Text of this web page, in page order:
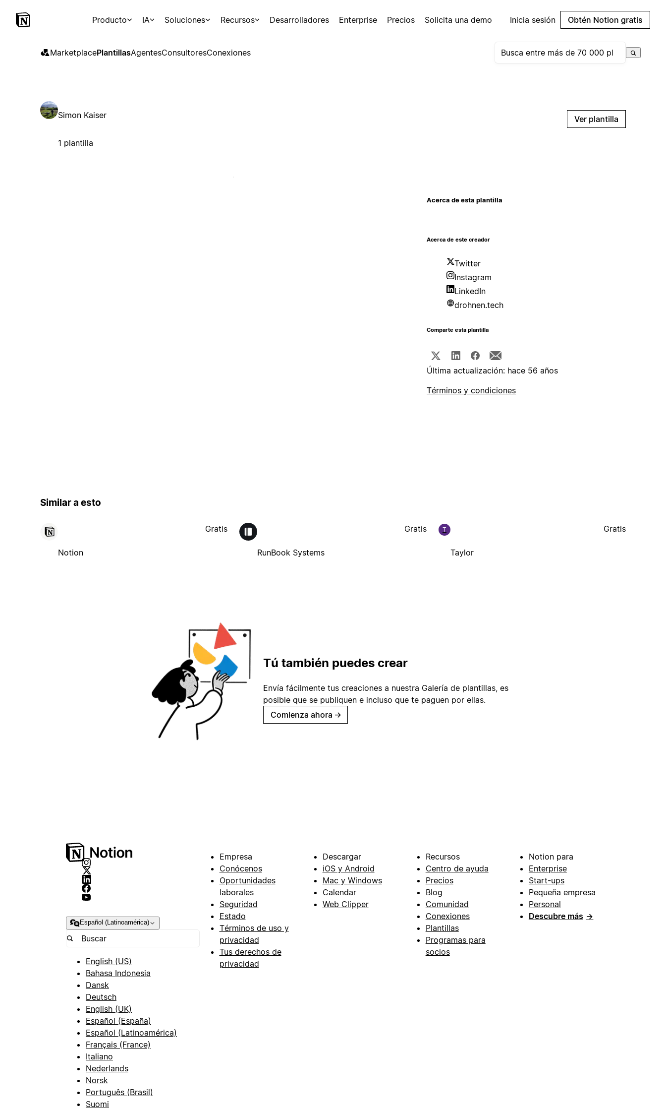
Producto IA Soluciones Recursos Desarrolladores Enterprise Precios Solicita una demo Inicia sesión Obtén Notion gratis
MarketplacePlantillasAgentesConsultoresConexiones
Simon Kaiser
1 plantilla
Ver plantilla
Acerca de esta plantilla
Acerca de este creador
Twitter
Instagram
LinkedIn
drohnen.tech
Comparte esta plantilla
Última actualización: hace 56 años
Términos y condiciones
Similar a esto
Notion
Gratis
RunBook Systems
Gratis T
Taylor
Gratis
Tú también puedes crear
Envía fácilmente tus creaciones a nuestra Galería de plantillas, es
posible que se publiquen e incluso que te paguen por ellas.
Comienza ahora →
Español (Latinoamérica)
English (US)
Bahasa Indonesia
Dansk
Deutsch
English (UK)
Español (España)
Español (Latinoamérica)
Français (France)
Italiano
Nederlands
Norsk
Português (Brasil)
Suomi
Empresa
Conócenos
Oportunidades
laborales
Seguridad
Estado
Términos de uso y
privacidad
Tus derechos de
privacidad
Descargar
iOS y Android
Mac y Windows
Calendar
Web Clipper
Recursos
Centro de ayuda
Precios
Blog
Comunidad
Conexiones
Plantillas
Programas para
socios
Notion para
Enterprise
Start-ups
Pequeña empresa
Personal
Descubre más →